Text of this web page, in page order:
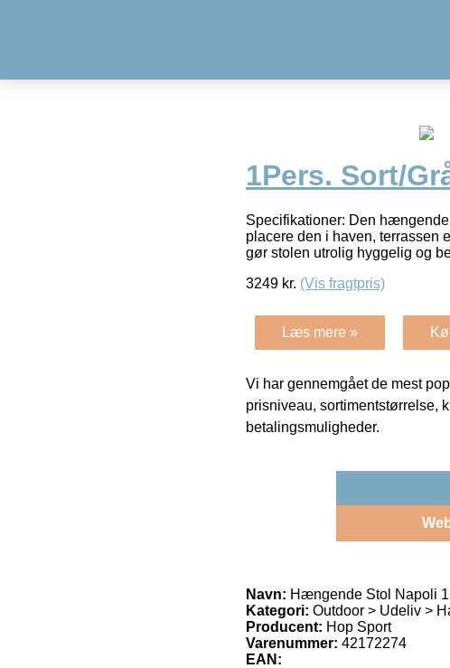
1Pers. Sort/
Specifikationer: Den
placere den i haven, terrassen
gør stolen utrolig hyggelig og
3249 kr. (Vis fragtpris)
Læs mere »
Vi har gennemgået de mest
prisniveau, sortimentstørrelse,
betalingsmuligheder.
Navn: Hængende Stol Napoli
Kategori: Outdoor > Udeliv >
Producent: Hop Sport
Varenummer: 42172274
EAN: